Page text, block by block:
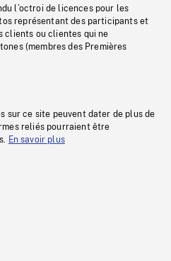
l’octroi de licences pour les
représentant des participants et
clients ou clientes qui ne
(membres des Premières
sur ce site peuvent dater de plus de
reliés pourraient être
En savoir plus